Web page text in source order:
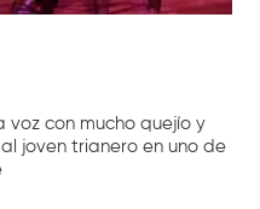
voz con mucho quejío y
joven trianero en uno de